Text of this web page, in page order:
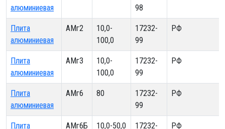
алюминиевая
98
Плита
алюминиевая
АМг2
10,0-
100,0
17232-
99
РФ
Плита
алюминиевая
АМг3
10,0-
100,0
17232-
99
РФ
Плита
алюминиевая
АМг6 80
17232-
99
РФ
Плита
АМг6Б 10,0-50,0
17232-
РФ